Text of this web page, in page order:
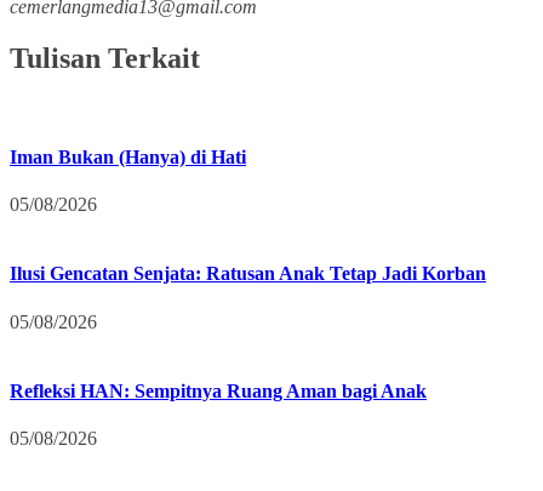
cemerlangmedia13@gmail.com
Tulisan Terkait
Iman Bukan (Hanya) di Hati
05/08/2026
Ilusi Gencatan Senjata: Ratusan Anak Tetap Jadi Korban
05/08/2026
Refleksi HAN: Sempitnya Ruang Aman bagi Anak
05/08/2026